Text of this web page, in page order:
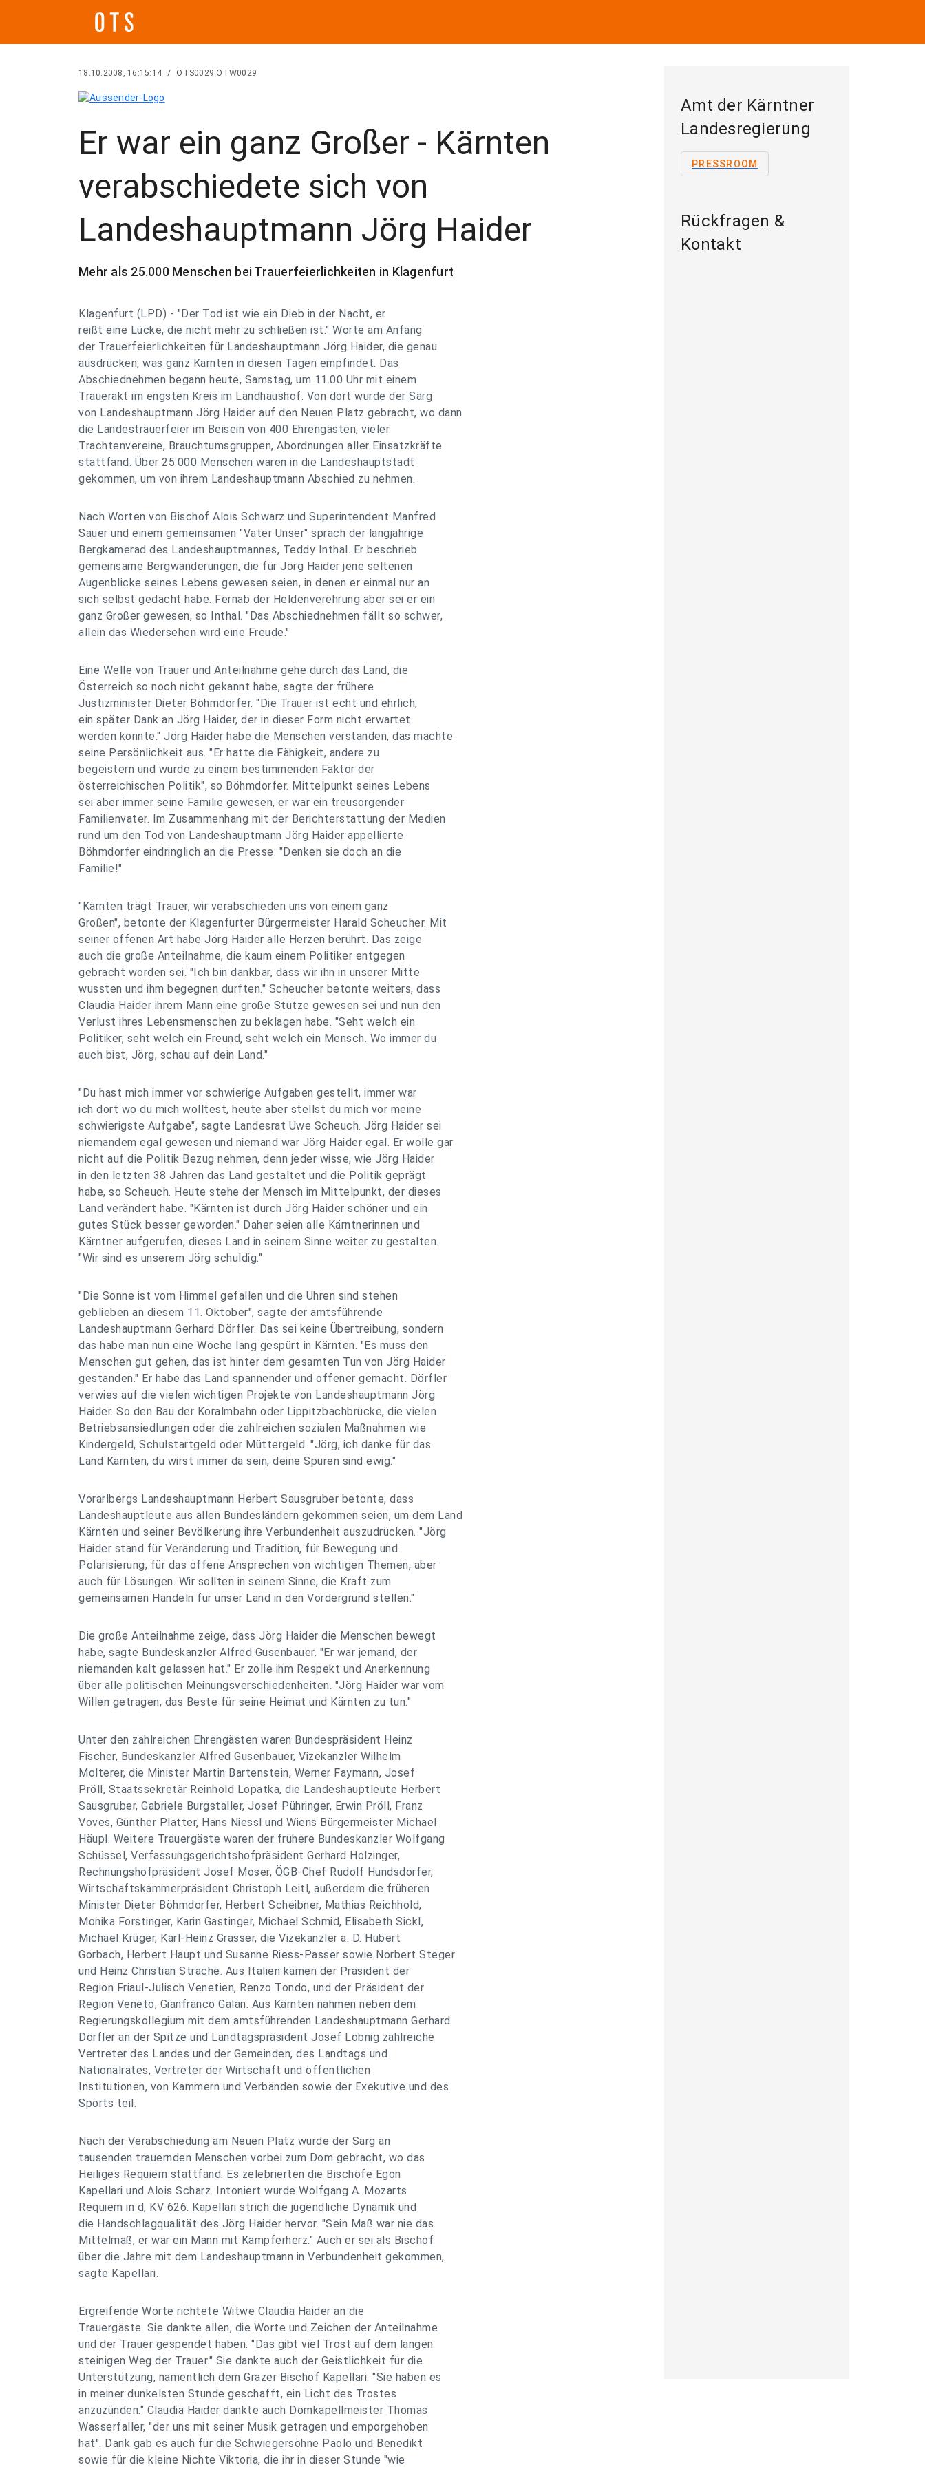
18.10.2008, 16:15:14 / OTS0029 OTW0029
Er war ein ganz Großer - Kärnten
verabschiedete sich von
Landeshauptmann Jörg Haider
Mehr als 25.000 Menschen bei Trauerfeierlichkeiten in Klagenfurt
Klagenfurt (LPD) - "Der Tod ist wie ein Dieb in der Nacht, er
reißt eine Lücke, die nicht mehr zu schließen ist." Worte am Anfang
der Trauerfeierlichkeiten für Landeshauptmann Jörg Haider, die genau
ausdrücken, was ganz Kärnten in diesen Tagen empfindet. Das
Abschiednehmen begann heute, Samstag, um 11.00 Uhr mit einem
Trauerakt im engsten Kreis im Landhaushof. Von dort wurde der Sarg
von Landeshauptmann Jörg Haider auf den Neuen Platz gebracht, wo dann
die Landestrauerfeier im Beisein von 400 Ehrengästen, vieler
Trachtenvereine, Brauchtumsgruppen, Abordnungen aller Einsatzkräfte
stattfand. Über 25.000 Menschen waren in die Landeshauptstadt
gekommen, um von ihrem Landeshauptmann Abschied zu nehmen.
Nach Worten von Bischof Alois Schwarz und Superintendent Manfred
Sauer und einem gemeinsamen "Vater Unser" sprach der langjährige
Bergkamerad des Landeshauptmannes, Teddy Inthal. Er beschrieb
gemeinsame Bergwanderungen, die für Jörg Haider jene seltenen
Augenblicke seines Lebens gewesen seien, in denen er einmal nur an
sich selbst gedacht habe. Fernab der Heldenverehrung aber sei er ein
ganz Großer gewesen, so Inthal. "Das Abschiednehmen fällt so schwer,
allein das Wiedersehen wird eine Freude."
Eine Welle von Trauer und Anteilnahme gehe durch das Land, die
Österreich so noch nicht gekannt habe, sagte der frühere
Justizminister Dieter Böhmdorfer. "Die Trauer ist echt und ehrlich,
ein später Dank an Jörg Haider, der in dieser Form nicht erwartet
werden konnte." Jörg Haider habe die Menschen verstanden, das machte
seine Persönlichkeit aus. "Er hatte die Fähigkeit, andere zu
begeistern und wurde zu einem bestimmenden Faktor der
österreichischen Politik", so Böhmdorfer. Mittelpunkt seines Lebens
sei aber immer seine Familie gewesen, er war ein treusorgender
Familienvater. Im Zusammenhang mit der Berichterstattung der Medien
rund um den Tod von Landeshauptmann Jörg Haider appellierte
Böhmdorfer eindringlich an die Presse: "Denken sie doch an die
Familie!"
"Kärnten trägt Trauer, wir verabschieden uns von einem ganz
Großen", betonte der Klagenfurter Bürgermeister Harald Scheucher. Mit
seiner offenen Art habe Jörg Haider alle Herzen berührt. Das zeige
auch die große Anteilnahme, die kaum einem Politiker entgegen
gebracht worden sei. "Ich bin dankbar, dass wir ihn in unserer Mitte
wussten und ihm begegnen durften." Scheucher betonte weiters, dass
Claudia Haider ihrem Mann eine große Stütze gewesen sei und nun den
Verlust ihres Lebensmenschen zu beklagen habe. "Seht welch ein
Politiker, seht welch ein Freund, seht welch ein Mensch. Wo immer du
auch bist, Jörg, schau auf dein Land."
"Du hast mich immer vor schwierige Aufgaben gestellt, immer war
ich dort wo du mich wolltest, heute aber stellst du mich vor meine
schwierigste Aufgabe", sagte Landesrat Uwe Scheuch. Jörg Haider sei
niemandem egal gewesen und niemand war Jörg Haider egal. Er wolle gar
nicht auf die Politik Bezug nehmen, denn jeder wisse, wie Jörg Haider
in den letzten 38 Jahren das Land gestaltet und die Politik geprägt
habe, so Scheuch. Heute stehe der Mensch im Mittelpunkt, der dieses
Land verändert habe. "Kärnten ist durch Jörg Haider schöner und ein
gutes Stück besser geworden." Daher seien alle Kärntnerinnen und
Kärntner aufgerufen, dieses Land in seinem Sinne weiter zu gestalten.
"Wir sind es unserem Jörg schuldig."
"Die Sonne ist vom Himmel gefallen und die Uhren sind stehen
geblieben an diesem 11. Oktober", sagte der amtsführende
Landeshauptmann Gerhard Dörfler. Das sei keine Übertreibung, sondern
das habe man nun eine Woche lang gespürt in Kärnten. "Es muss den
Menschen gut gehen, das ist hinter dem gesamten Tun von Jörg Haider
gestanden." Er habe das Land spannender und offener gemacht. Dörfler
verwies auf die vielen wichtigen Projekte von Landeshauptmann Jörg
Haider. So den Bau der Koralmbahn oder Lippitzbachbrücke, die vielen
Betriebsansiedlungen oder die zahlreichen sozialen Maßnahmen wie
Kindergeld, Schulstartgeld oder Müttergeld. "Jörg, ich danke für das
Land Kärnten, du wirst immer da sein, deine Spuren sind ewig."
Vorarlbergs Landeshauptmann Herbert Sausgruber betonte, dass
Landeshauptleute aus allen Bundesländern gekommen seien, um dem Land
Kärnten und seiner Bevölkerung ihre Verbundenheit auszudrücken. "Jörg
Haider stand für Veränderung und Tradition, für Bewegung und
Polarisierung, für das offene Ansprechen von wichtigen Themen, aber
auch für Lösungen. Wir sollten in seinem Sinne, die Kraft zum
gemeinsamen Handeln für unser Land in den Vordergrund stellen."
Die große Anteilnahme zeige, dass Jörg Haider die Menschen bewegt
habe, sagte Bundeskanzler Alfred Gusenbauer. "Er war jemand, der
niemanden kalt gelassen hat." Er zolle ihm Respekt und Anerkennung
über alle politischen Meinungsverschiedenheiten. "Jörg Haider war vom
Willen getragen, das Beste für seine Heimat und Kärnten zu tun."
Unter den zahlreichen Ehrengästen waren Bundespräsident Heinz
Fischer, Bundeskanzler Alfred Gusenbauer, Vizekanzler Wilhelm
Molterer, die Minister Martin Bartenstein, Werner Faymann, Josef
Pröll, Staatssekretär Reinhold Lopatka, die Landeshauptleute Herbert
Sausgruber, Gabriele Burgstaller, Josef Pühringer, Erwin Pröll, Franz
Voves, Günther Platter, Hans Niessl und Wiens Bürgermeister Michael
Häupl. Weitere Trauergäste waren der frühere Bundeskanzler Wolfgang
Schüssel, Verfassungsgerichtshofpräsident Gerhard Holzinger,
Rechnungshofpräsident Josef Moser, ÖGB-Chef Rudolf Hundsdorfer,
Wirtschaftskammerpräsident Christoph Leitl, außerdem die früheren
Minister Dieter Böhmdorfer, Herbert Scheibner, Mathias Reichhold,
Monika Forstinger, Karin Gastinger, Michael Schmid, Elisabeth Sickl,
Michael Krüger, Karl-Heinz Grasser, die Vizekanzler a. D. Hubert
Gorbach, Herbert Haupt und Susanne Riess-Passer sowie Norbert Steger
und Heinz Christian Strache. Aus Italien kamen der Präsident der
Region Friaul-Julisch Venetien, Renzo Tondo, und der Präsident der
Region Veneto, Gianfranco Galan. Aus Kärnten nahmen neben dem
Regierungskollegium mit dem amtsführenden Landeshauptmann Gerhard
Dörfler an der Spitze und Landtagspräsident Josef Lobnig zahlreiche
Vertreter des Landes und der Gemeinden, des Landtags und
Nationalrates, Vertreter der Wirtschaft und öffentlichen
Institutionen, von Kammern und Verbänden sowie der Exekutive und des
Sports teil.
Nach der Verabschiedung am Neuen Platz wurde der Sarg an
tausenden trauernden Menschen vorbei zum Dom gebracht, wo das
Heiliges Requiem stattfand. Es zelebrierten die Bischöfe Egon
Kapellari und Alois Scharz. Intoniert wurde Wolfgang A. Mozarts
Requiem in d, KV 626. Kapellari strich die jugendliche Dynamik und
die Handschlagqualität des Jörg Haider hervor. "Sein Maß war nie das
Mittelmaß, er war ein Mann mit Kämpferherz." Auch er sei als Bischof
über die Jahre mit dem Landeshauptmann in Verbundenheit gekommen,
sagte Kapellari.
Ergreifende Worte richtete Witwe Claudia Haider an die
Trauergäste. Sie dankte allen, die Worte und Zeichen der Anteilnahme
und der Trauer gespendet haben. "Das gibt viel Trost auf dem langen
steinigen Weg der Trauer." Sie dankte auch der Geistlichkeit für die
Unterstützung, namentlich dem Grazer Bischof Kapellari: "Sie haben es
in meiner dunkelsten Stunde geschafft, ein Licht des Trostes
anzuzünden." Claudia Haider dankte auch Domkapellmeister Thomas
Wasserfaller, "der uns mit seiner Musik getragen und emporgehoben
hat". Dank gab es auch für die Schwiegersöhne Paolo und Benedikt
sowie für die kleine Nichte Viktoria, die ihr in dieser Stunde "wie
Amt der Kärntner
Landesregierung
PRESSROOM
Rückfragen &
Kontakt